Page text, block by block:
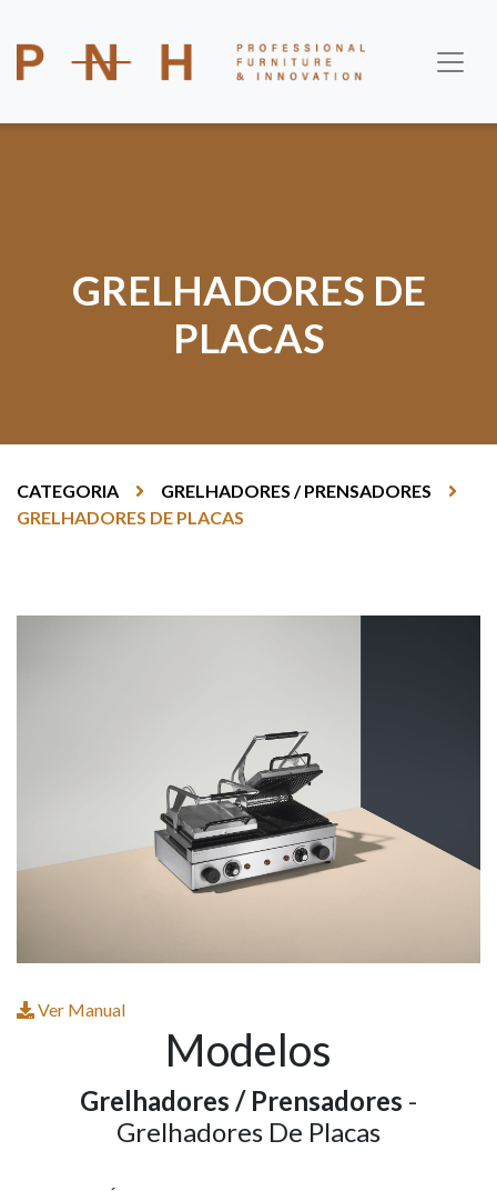
GRELHADORES DE
PLACAS
CATEGORIA
GRELHADORES / PRENSADORES
GRELHADORES DE PLACAS
Ver Manual
Modelos
Grelhadores / Prensadores -
Grelhadores De Placas